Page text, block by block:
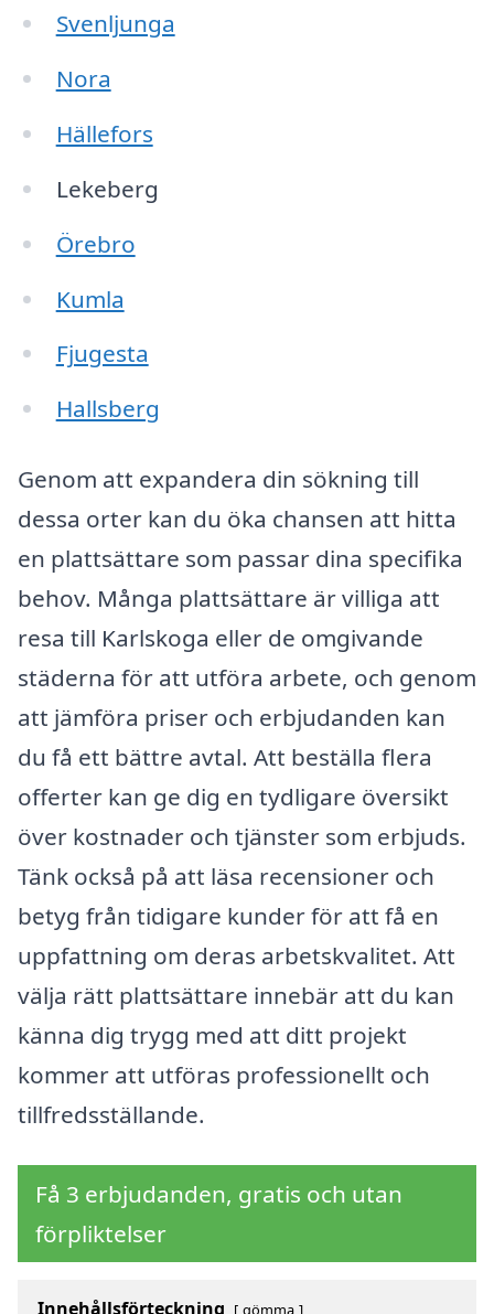
Svenljunga
Nora
Hällefors
Lekeberg
Örebro
Kumla
Fjugesta
Hallsberg
Genom att expandera din sökning till
dessa orter kan du öka chansen att hitta
en plattsättare som passar dina specifika
behov. Många plattsättare är villiga att
resa till Karlskoga eller de omgivande
städerna för att utföra arbete, och genom
att jämföra priser och erbjudanden kan
du få ett bättre avtal. Att beställa flera
offerter kan ge dig en tydligare översikt
över kostnader och tjänster som erbjuds.
Tänk också på att läsa recensioner och
betyg från tidigare kunder för att få en
uppfattning om deras arbetskvalitet. Att
välja rätt plattsättare innebär att du kan
känna dig trygg med att ditt projekt
kommer att utföras professionellt och
tillfredsställande.
Få 3 erbjudanden, gratis och utan
förpliktelser
Innehållsförteckning gömma